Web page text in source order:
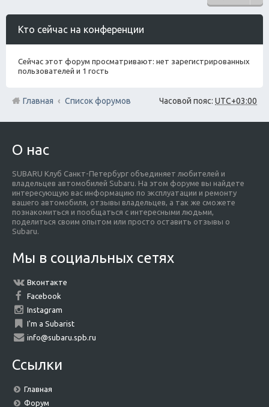
Кто сейчас на конференции
Сейчас этот форум просматривают: нет зарегистрированных
пользователей и 1 гость
Часовой пояс: UTC+03:00
Главная Список форумов
О нас
SUBARU Клуб Санкт-Петербург объединяет любителей и
владельцев автомобилей Subaru. На этом форуме вы найдете
интересующую вас информацию по эксплуатации и ремонту
вашего автомобиля, отзывы владельцев, а так же сможете
познакомиться и пообщаться с интересными людьми,
поделиться своим опытом или просто оставить отзывы о
Subaru.
Мы в социальных сетях
Вконтакте
Facebook
Instagram
I'm a Subarist
info@subaru.spb.ru
Ссылки
Главная
Форум